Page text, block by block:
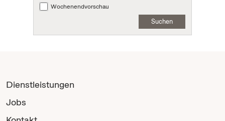
Wochenendvorschau
Suchen
Dienstleistungen
Jobs